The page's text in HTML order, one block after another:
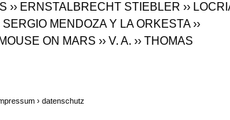
›› ERNSTALBRECHT STIEBLER ››
SERGIO MENDOZA Y LA ORKESTA ››
MOUSE ON MARS ›› V. A. ›› THOMAS
› datenschutz